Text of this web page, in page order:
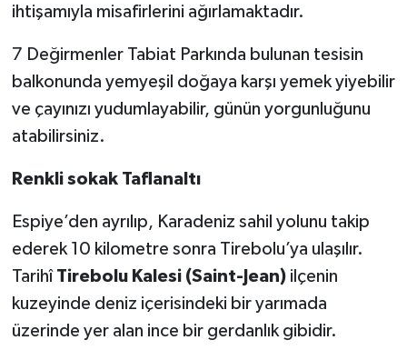
ihtişamıyla misafirlerini ağırlamaktadır.
7 Değirmenler Tabiat Parkında bulunan tesisin
balkonunda yemyeşil doğaya karşı yemek yiyebilir
ve çayınızı yudumlayabilir, günün yorgunluğunu
atabilirsiniz.
Renkli sokak Taflanaltı
Espiye’den ayrılıp, Karadeniz sahil yolunu takip
ederek 10 kilometre sonra Tirebolu’ya ulaşılır.
Tarihî Tirebolu Kalesi(Saint-Jean)ilçenin
kuzeyinde deniz içerisindeki bir yarımada
üzerinde yer alan ince bir gerdanlık gibidir.